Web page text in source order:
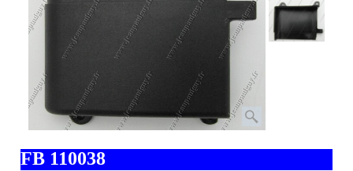
FB 110038